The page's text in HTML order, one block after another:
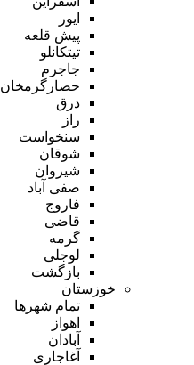
ایور
پیش قلعه
تیتکانلو
جاجرم
حصارگرمخان
درق
راز
سنخواست
شوقان
شیروان
صفی آباد
فاروج
قاضی
گرمه
لوجلی
بازگشت
خوزستان
تمام شهر‌ها
اهواز
آبادان
آغاجاری